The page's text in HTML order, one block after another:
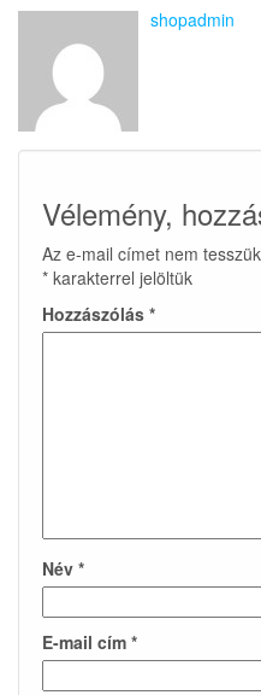
shopadmin
Vélemény,
Az e-mail címet nem
* karakterrel jelöltük
Hozzászólás *
Név *
E-mail cím *